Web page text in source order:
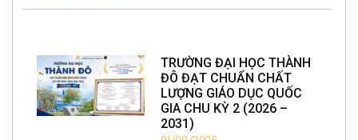
TRƯỜNG ĐẠI HỌC THÀNH
ĐÔ ĐẠT CHUẨN CHẤT
LƯỢNG GIÁO DỤC QUỐC
GIA CHU KỲ 2 (2026 –
2031)